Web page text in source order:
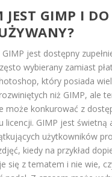
JEST GIMP I DO
jest dostępny
wybierany zamiast
który posiada
niż GIMP, ale
może konkurować z
licencji. GIMP jest świetną
użytkowników
kiedy na przykład
się z tematem i nie wie,